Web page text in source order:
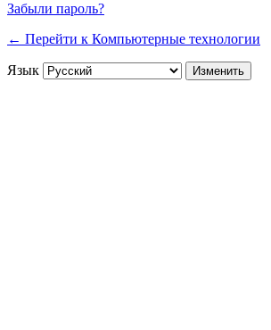
Забыли пароль?
← Перейти к Компьютерные технологии
Язык